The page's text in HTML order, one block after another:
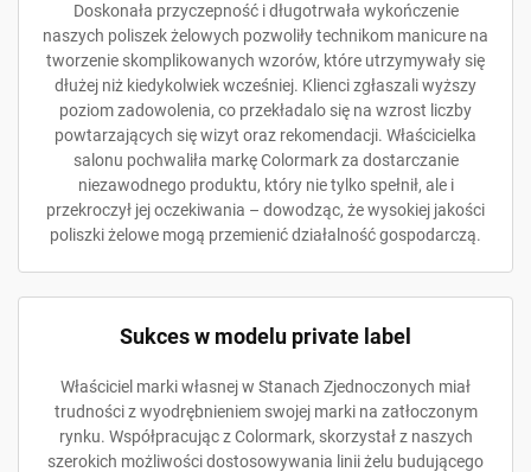
Doskonała przyczepność i długotrwała wykończenie
naszych poliszek żelowych pozwoliły technikom manicure na
tworzenie skomplikowanych wzorów, które utrzymywały się
dłużej niż kiedykolwiek wcześniej. Klienci zgłaszali wyższy
poziom zadowolenia, co przekładalo się na wzrost liczby
powtarzających się wizyt oraz rekomendacji. Właścicielka
salonu pochwaliła markę Colormark za dostarczanie
niezawodnego produktu, który nie tylko spełnił, ale i
przekroczył jej oczekiwania – dowodząc, że wysokiej jakości
poliszki żelowe mogą przemienić działalność gospodarczą.
Sukces w modelu private label
Właściciel marki własnej w Stanach Zjednoczonych miał
trudności z wyodrębnieniem swojej marki na zatłoczonym
rynku. Współpracując z Colormark, skorzystał z naszych
szerokich możliwości dostosowywania linii żelu budującego